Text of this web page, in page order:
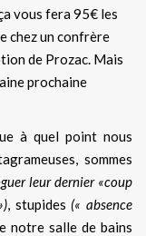
vous fera 95€ les
chez un confrère
de Prozac. Mais
prochaine
à quel point nous
sommes
leur dernier «coup
, stupides (« absence
notre salle de bains